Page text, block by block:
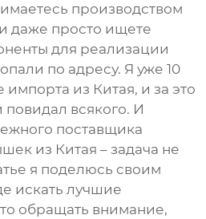
производством
даже просто ищете
для реализации
по адресу. Я уже 10
из Китая, и за это
всякого. И
поставщика
из Китая – задача не
я поделюсь своим
искать лучшие
обращать внимание,